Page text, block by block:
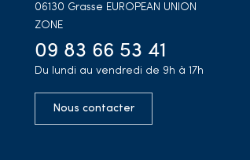
06130 Grasse EUROPEAN UNION
ZONE
09 83 66 53 41
Du lundi au vendredi de 9h à 17h
Nous contacter